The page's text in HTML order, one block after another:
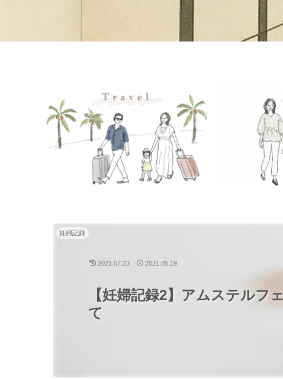
【妊婦記録2】アムステルフ
て
妊婦記録
2021.07.23 2021.05.19